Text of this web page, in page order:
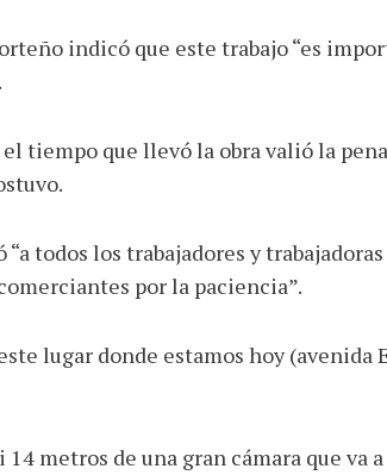
indicó que este trabajo “es
tiempo que llevó la obra valió la
todos los trabajadores y
por la paciencia”.
lugar donde estamos hoy
14 metros de una gran cámara que